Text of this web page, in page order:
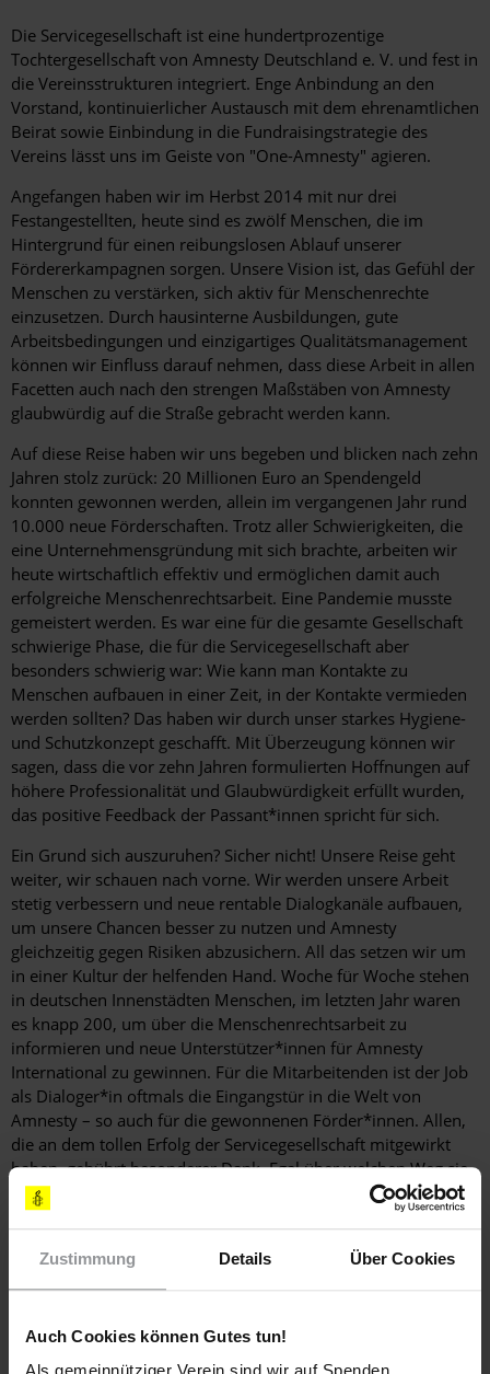
Zustimmung Details Über Cookies
Auch Cookies können Gutes tun!
Die Servicegesellschaft ist eine hundertprozentige
Tochtergesellschaft von Amnesty Deutschland e. V. und fest in
die Vereinsstrukturen integriert. Enge Anbindung an den
Vorstand, kontinuierlicher Austausch mit dem ehrenamtlichen
Beirat sowie Einbindung in die Fundraisingstrategie des
Vereins lässt uns im Geiste von "One-Amnesty" agieren.
Angefangen haben wir im Herbst 2014 mit nur drei
Festangestellten, heute sind es zwölf Menschen, die im
Hintergrund für einen reibungslosen Ablauf unserer
Fördererkampagnen sorgen. Unsere Vision ist, das Gefühl der
Menschen zu verstärken, sich aktiv für Menschenrechte
einzusetzen. Durch hausinterne Ausbildungen, gute
Arbeitsbedingungen und einzigartiges Qualitätsmanagement
können wir Einfluss darauf nehmen, dass diese Arbeit in allen
Facetten auch nach den strengen Maßstäben von Amnesty
glaubwürdig auf die Straße gebracht werden kann.
Auf diese Reise haben wir uns begeben und blicken nach zehn
Jahren stolz zurück: 20 Millionen Euro an Spendengeld
konnten gewonnen werden, allein im vergangenen Jahr rund
10.000 neue Förderschaften. Trotz aller Schwierigkeiten, die
eine Unternehmensgründung mit sich brachte, arbeiten wir
heute wirtschaftlich effektiv und ermöglichen damit auch
erfolgreiche Menschenrechts­arbeit. Eine Pandemie musste
gemeistert werden. Es war eine für die gesamte Gesellschaft
schwierige Phase, die für die Servicegesellschaft aber
besonders schwierig war: Wie kann man Kontakte zu
Menschen aufbauen in einer Zeit, in der Kontakte vermieden
werden sollten? Das haben wir durch unser starkes Hygiene-
und Schutzkonzept geschafft. Mit Überzeugung können wir
sagen, dass die vor zehn Jahren formulierten Hoffnungen auf
höhere Professionalität und Glaubwürdigkeit erfüllt wurden,
das positive Feedback der Passant*innen spricht für sich.
Ein Grund sich auszuruhen? Sicher nicht! Unsere Reise geht
weiter, wir schauen nach vorne. Wir werden unsere Arbeit
stetig verbessern und neue rentable Dialogkanäle aufbauen,
um unsere Chancen besser zu nutzen und Amnesty
gleichzeitig gegen Risiken abzusichern. All das setzen wir um
in einer Kultur der helfenden Hand. Woche für Woche stehen
in deutschen Innenstädten Menschen, im letzten Jahr waren
es knapp 200, um über die Menschenrechtsarbeit zu
informieren und neue Unterstüt­zer*innen für Amnesty
International zu gewinnen. Für die Mitarbeitenden ist der Job
als Dialoger*in oftmals die Eingangstür in die Welt von
Amnesty – so auch für die gewonnenen Förder*innen. Allen,
die an dem tollen Erfolg der Service­gesellschaft mitgewirkt
haben, gebührt besonderer Dank. Egal über welchen Weg sie
zu Amnesty gekommen sind, die Reise geht weiter.
Weitere Infos unterhttps://amnesty-dialog.de/